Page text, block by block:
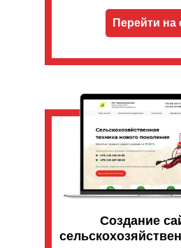
Создание
Перейти на